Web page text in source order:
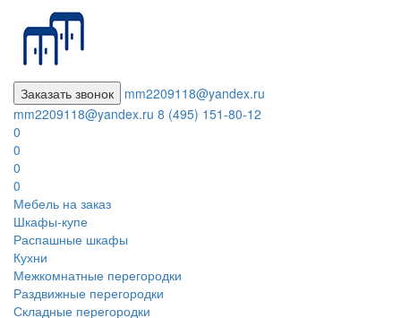
Заказать звонок
mm2209118@yandex.ru
mm2209118@yandex.ru 8 (495) 151-80-12
0
0
0
0
Мебель на заказ
Шкафы-купе
Распашные шкафы
Кухни
Межкомнатные перегородки
Раздвижные перегородки
Складные перегородки